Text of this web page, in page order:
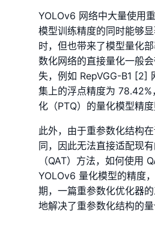
YOLOv6 网络中大量使用
模型训练精度的同时能够
时，但也带来了模型量化
数化网络的直接量化一般
失，例如 RepVGG-B1 [2]
集上的浮点精度为
化（PTQ）的量化模型精
此外，由于重参数化结构
同，因此无法直接适配现
（QAT）方法，如何使用
YOLOv6 量化模型的精度
期，一篇重参数化优化器
地解决了重参数化结构的量